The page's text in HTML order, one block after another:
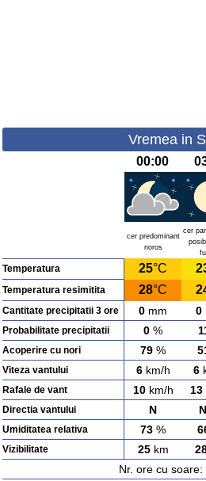
Vremea in
00:00
cer predominant
noros
cer
Temperatura 25°C
Temperatura resimitita 28°C
Cantitate precipitatii 3 ore 0 mm 0
Probabilitate precipitatii 0 %
Acoperire cu nori 79 %
Viteza vantului 6km/h 6
Rafale de vant 10km/h 13
Directia vantului N
Umiditatea relativa 73 %
Vizibilitate 25km
Nr. ore cu soare: